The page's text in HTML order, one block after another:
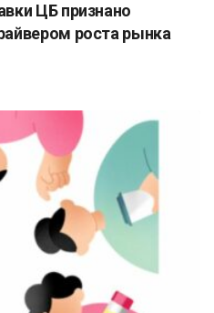
ЦБ признано
роста рынка